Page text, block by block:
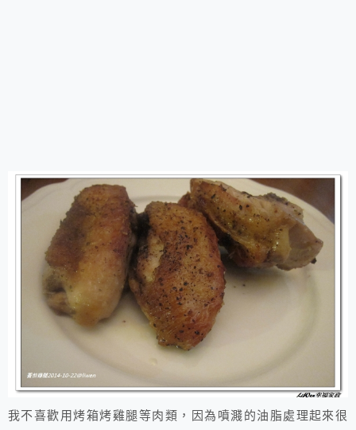
我不喜歡用烤箱烤雞腿等肉類，因為噴濺的油脂處理起來很